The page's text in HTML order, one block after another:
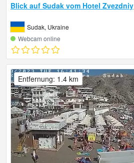
Blick auf Sudak vom Hotel Zvezdniy
Sudak, Ukraine
Webcam online
Entfernung: 1.4 km